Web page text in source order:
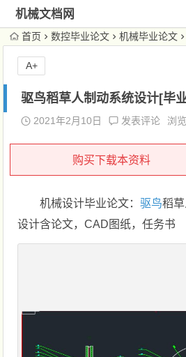
机械文档网
首页 数控毕业论文 机械毕业论文
驱鸟稻草人制动系统设计[毕
2021年2月10日 发表评论 浏
购买下载本资料
机械设计毕业论文：驱鸟稻草
设计含论文，CAD图纸，任务书
A+